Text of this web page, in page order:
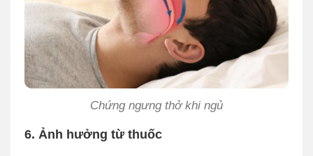
Chứng ngưng thở khi ngủ
6. Ảnh hưởng từ thuốc